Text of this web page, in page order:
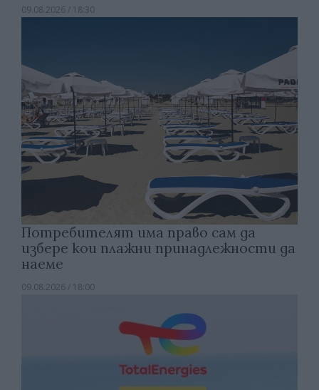
09.08.2026 / 18:30
Потребителят има право сам да
избере кои плажни принадлежности да
наеме
09.08.2026 / 18:00